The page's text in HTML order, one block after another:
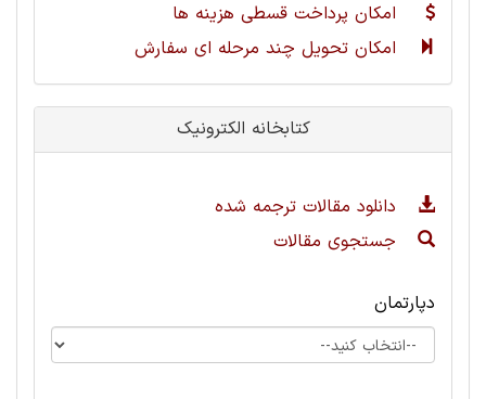
امکان پرداخت قسطی هزینه ها
امکان تحویل چند مرحله ای سفارش
کتابخانه الکترونیک
دانلود مقالات ترجمه شده
جستجوی مقالات
دپارتمان